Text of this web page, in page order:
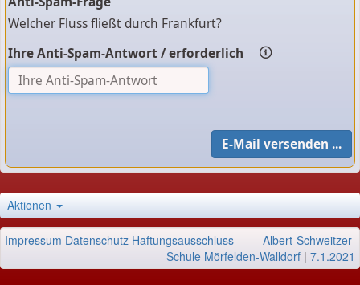
Welcher Fluss fließt durch Frankfurt?
Ihre Anti-Spam-Antwort / erforderlich
Aktionen
Impressum Datenschutz Haftungsausschluss
Albert-Schweitzer-
Schule Mörfelden-Walldorf | 7.1.2021